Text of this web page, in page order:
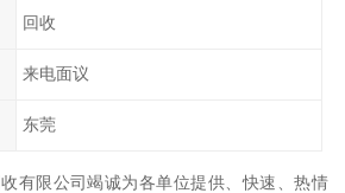
回收
来电面议
东莞
有限公司竭诚为各单位提供、快速、热情